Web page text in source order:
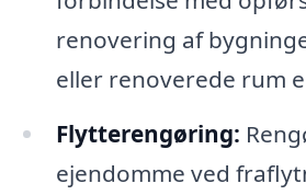
renovering af
eller renoverede rum
Flytterengøring:
ejendomme ved